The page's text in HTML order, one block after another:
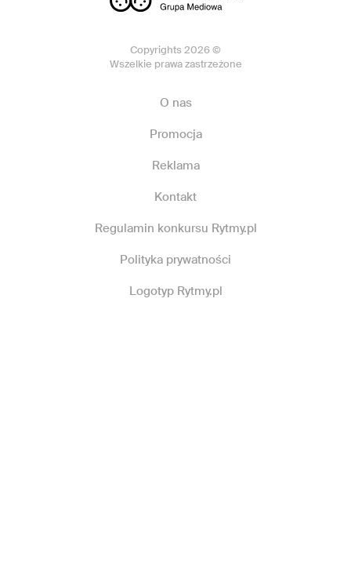
Copyrights 2026 ©
Wszelkie prawa zastrzeżone
O nas
Promocja
Reklama
Kontakt
Regulamin konkursu Rytmy.pl
Polityka prywatności
Logotyp Rytmy.pl